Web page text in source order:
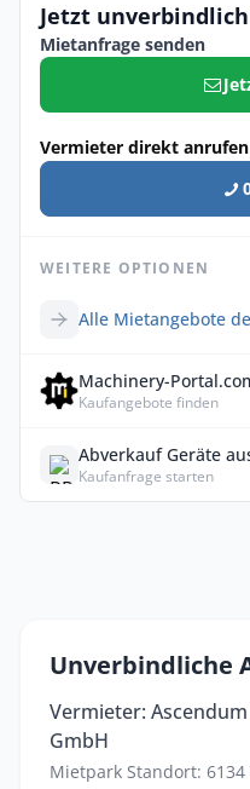
Jetzt
Mietanfrage senden
Vermieter direkt anrufen
WEITERE OPTIONEN
Alle Mietangebote
Machinery-
Kaufangebote finden
Abverkauf Geräte
Kaufanfrage starten
Unverbindliche
Vermieter:
GmbH
Mietpark Standort: